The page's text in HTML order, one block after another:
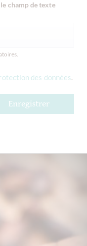
champ de texte
des données.
Enregistrer